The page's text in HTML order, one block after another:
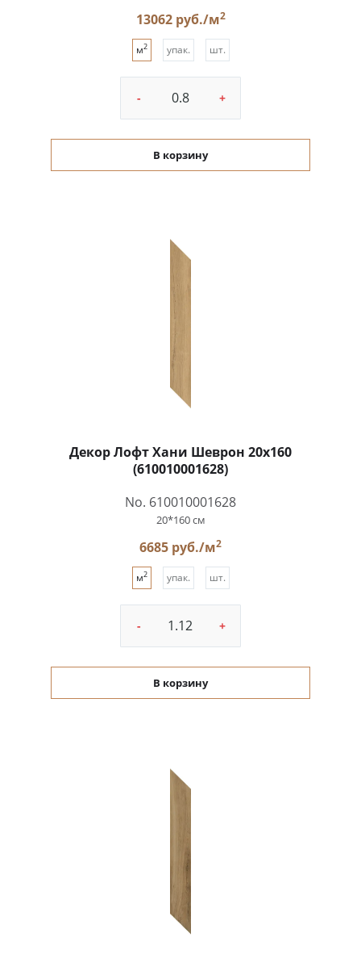
13062 руб./м2
м2 упак. шт.
- +
В корзину
Декор Лофт Хани Шеврон 20x160
(610010001628)
No. 610010001628
20*160 см
6685 руб./м2
м2 упак. шт.
- +
В корзину